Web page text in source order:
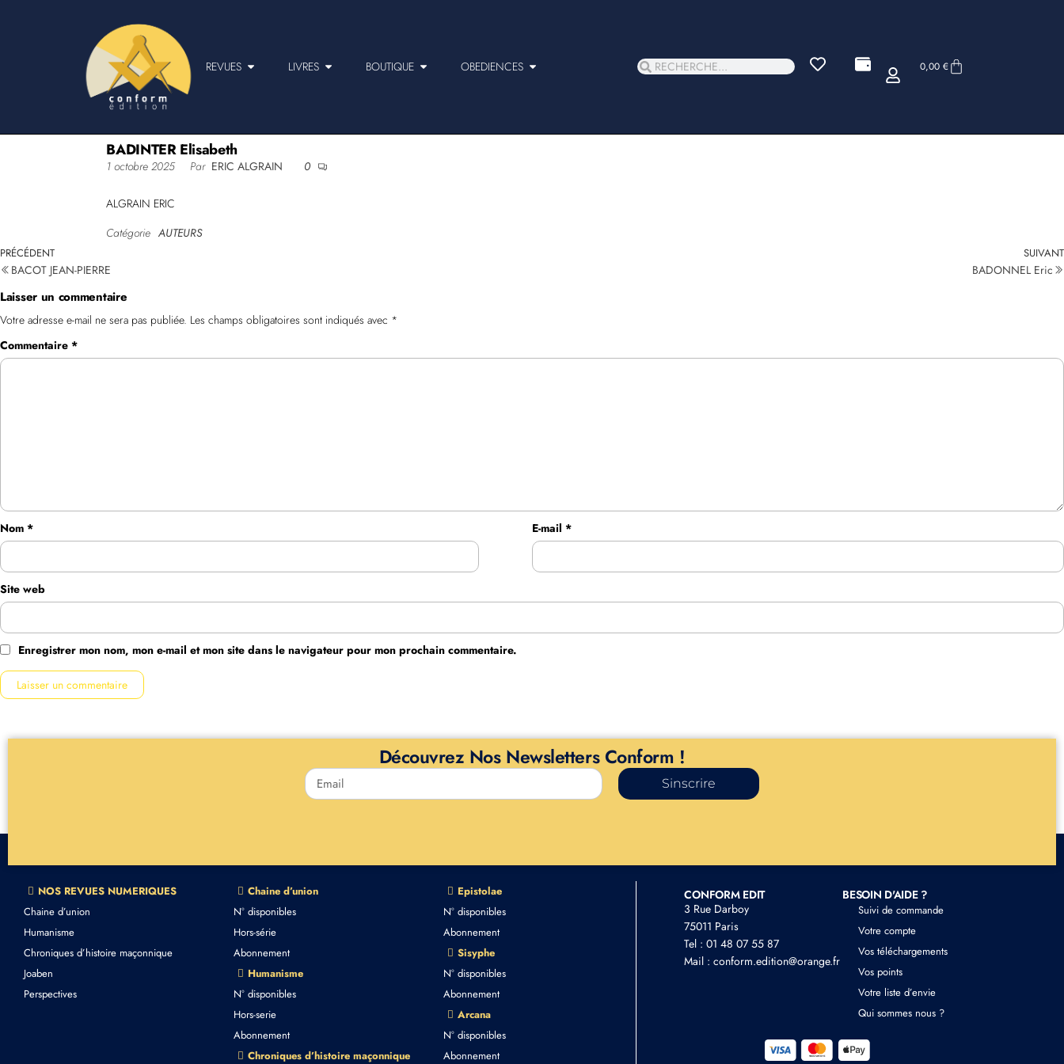
REVUES LIVRES BOUTIQUE OBEDIENCES 0,00 €
BADINTER Elisabeth
1 octobre 2025 Par ERIC ALGRAIN 0
ALGRAIN ERIC
Catégorie AUTEURS
PRÉCÉDENT
BACOT JEAN-PIERRE
SUIVANT
BADONNEL Eric
Laisser un commentaire
Votre adresse e-mail ne sera pas publiée. Les champs obligatoires sont indiqués avec *
Commentaire *
Nom * E-mail *
Site web
Enregistrer mon nom, mon e-mail et mon site dans le navigateur pour mon prochain commentaire.
Découvrez Nos Newsletters Conform !
Sinscrire
NOS REVUES NUMERIQUES
Chaine d’union
Humanisme
Chroniques d’histoire maçonnique
Joaben
Perspectives
Chaine d’union
N° disponibles
Hors-série
Abonnement
Humanisme
N° disponibles
Hors-serie
Abonnement
Chroniques d’histoire maçonnique
Epistolae
N° disponibles
Abonnement
Sisyphe
N° disponibles
Abonnement
Arcana
N° disponibles
Abonnement
CONFORM EDIT
3 Rue Darboy
75011 Paris
Tel : 01 48 07 55 87
Mail : conform.edition@orange.fr
BESOIN D'AIDE ?
Suivi de commande
Votre compte
Vos téléchargements
Vos points
Votre liste d’envie
Qui sommes nous ?